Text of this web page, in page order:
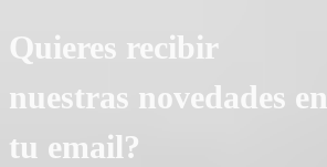
Quieres recibir
nuestras novedades en
tu email?